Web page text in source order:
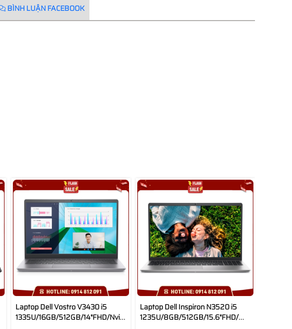
BÌNH LUẬN FACEBOOK
Office
Laptop Dell Vostro V3430 i5
1335U/16GB/512GB/14"FHD/Nvidia
Laptop Dell Inspiron N3520 i5
1235U/8GB/512GB/15.6"FHD/Win11/Office